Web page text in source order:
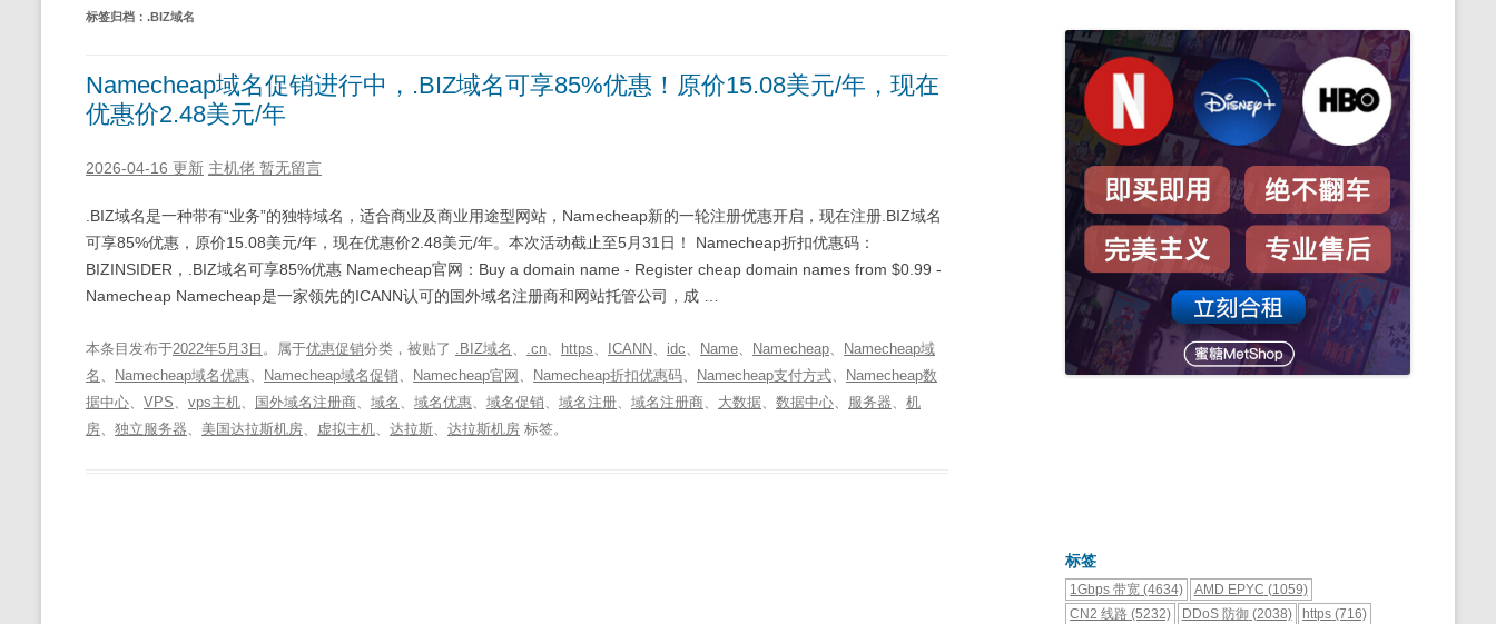
标签归档： .BIZ域名
Namecheap域名促销进行中，.BIZ域名可享85%优惠！原价15.08美元/年，现在
优惠价2.48美元/年
2026-04-16 更新 主机佬 暂无留言
.BIZ域名是一种带有“业务”的独特域名，适合商业及商业用途型网站，Namecheap新的一轮注册优惠开启，现在注册.BIZ域名
可享85%优惠，原价15.08美元/年，现在优惠价2.48美元/年。本次活动截止至5月31日！ Namecheap折扣优惠码：
BIZINSIDER，.BIZ域名可享85%优惠 Namecheap官网：Buy a domain name - Register cheap domain names from $0.99 -
Namecheap Namecheap是一家领先的ICANN认可的国外域名注册商和网站托管公司，成 …
本条目发布于2022年5月3日 。属于优惠促销分类，被贴了 .BIZ域名 .cn https ICANN idc Name Namecheap
Namecheap域
名
Namecheap域名优惠 Namecheap域名促销 Namecheap官网 Namecheap折扣优惠码 Namecheap支付方式
Namecheap数
据中心
VPS vps主机 国外域名注册商 域名 域名优惠 域名促销 域名注册 域名注册商 大数据 数据中心 服务器
机
房
独立服务器 美国达拉斯机房 虚拟主机 达拉斯 达拉斯机房 标签。
标签
1Gbps 带宽 (4634) AMD EPYC (1059)
CN2 线路 (5232) DDoS 防御(2038) https (716)